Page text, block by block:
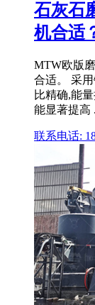
石灰石
机合适
MTW欧版
合适。 采
比精确,能
能显著提高 .
联系电话: